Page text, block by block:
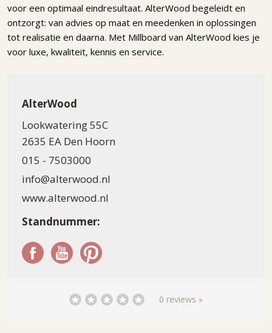
voor een optimaal eindresultaat. AlterWood begeleidt en
ontzorgt: van advies op maat en meedenken in oplossingen
tot realisatie en daarna. Met Millboard van AlterWood kies je
voor luxe, kwaliteit, kennis en service.
AlterWood
Lookwatering 55C
2635 EA Den Hoorn
015 - 7503000
info@alterwood.nl
www.alterwood.nl
Standnummer:
0 reviews »